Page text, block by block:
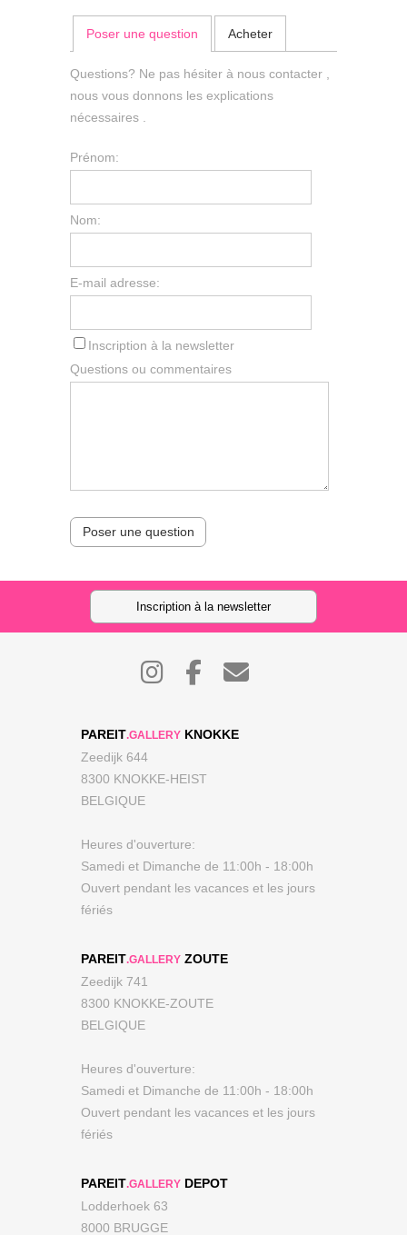
Poser une question Acheter
Questions? Ne pas hésiter à nous contacter ,
nous vous donnons les explications
nécessaires .
Prénom:
Nom:
E-mail adresse:
Inscription à la newsletter
Questions ou commentaires
Poser une question
Inscription à la newsletter
PAREIT.GALLERY KNOKKE
Zeedijk 644
8300 KNOKKE-HEIST
BELGIQUE
Heures d'ouverture:
Samedi et Dimanche de 11:00h - 18:00h
Ouvert pendant les vacances et les jours
fériés
PAREIT.GALLERY ZOUTE
Zeedijk 741
8300 KNOKKE-ZOUTE
BELGIQUE
Heures d'ouverture:
Samedi et Dimanche de 11:00h - 18:00h
Ouvert pendant les vacances et les jours
fériés
PAREIT.GALLERY DEPOT
Lodderhoek 63
8000 BRUGGE